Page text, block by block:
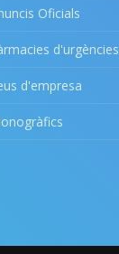
Oficials
d'urgències
d'empresa